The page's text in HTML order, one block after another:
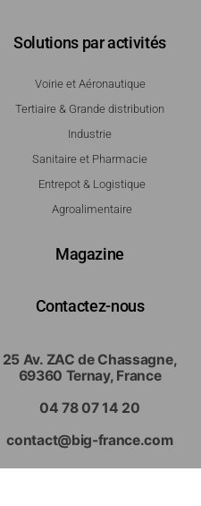
Solutions par activités
Voirie et Aéronautique
Tertiaire & Grande distribution
Industrie
Sanitaire et Pharmacie
Entrepot & Logistique
Agroalimentaire
Magazine
Contactez-nous
25 Av. ZAC de Chassagne,
69360 Ternay, France
04 78 07 14 20
contact@big-france.com